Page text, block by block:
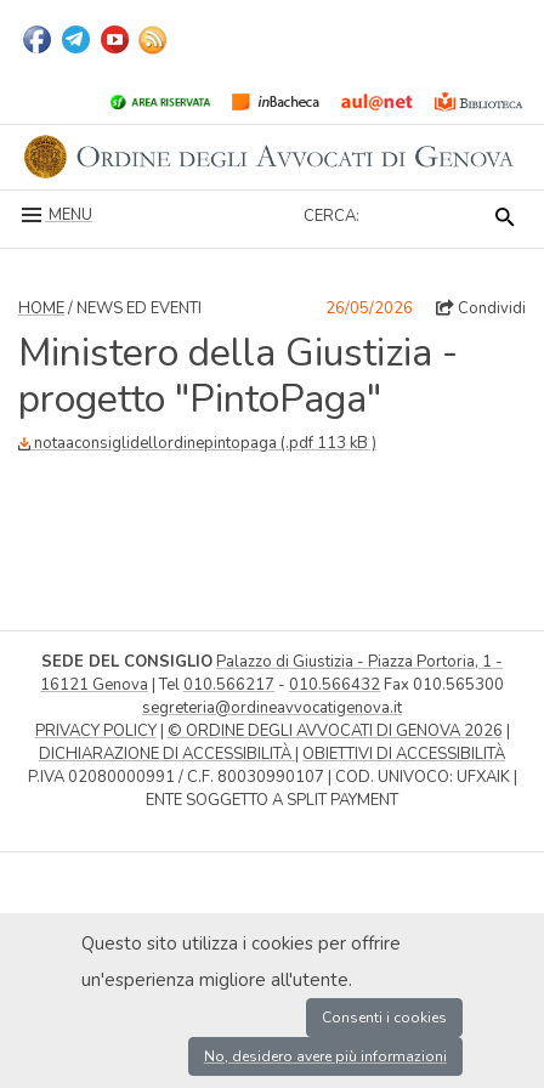
Questo sito utilizza i cookies per offrire
un'esperienza migliore all'utente.
Consenti i cookies
No, desidero avere più informazioni
MENU CERCA:
HOME/ NEWS ED EVENTI 26/05/2026 Condividi
Ministero della Giustizia -
progetto "PintoPaga"
notaaconsiglidellordinepintopaga (.pdf 113 kB )
SEDE DEL CONSIGLIOPalazzo di Giustizia - Piazza Portoria, 1 -
16121 Genova | Tel 010.566217 - 010.566432Fax 010.565300
segreteria@ordineavvocatigenova.it
PRIVACY POLICY| © ORDINE DEGLI AVVOCATI DI GENOVA 2026 |
DICHIARAZIONE DI ACCESSIBILITÀ| OBIETTIVI DI ACCESSIBILITÀ
P.IVA 02080000991 / C.F. 80030990107 | COD. UNIVOCO: UFXAIK |
ENTE SOGGETTO A SPLIT PAYMENT